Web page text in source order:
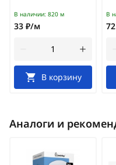
В наличии: 820 м
33 ₽/м
В корзину
В
Аналоги и